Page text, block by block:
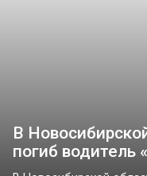
В
погиб водитель